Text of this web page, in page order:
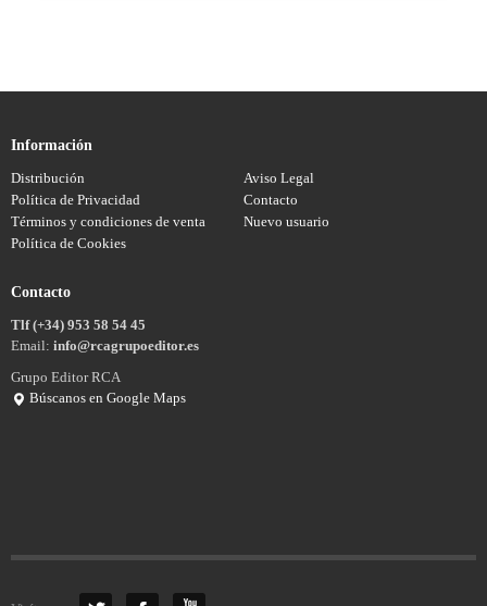
Información
Distribución
Aviso Legal
Política de Privacidad
Contacto
Términos y condiciones de venta
Nuevo usuario
Política de Cookies
Contacto
Tlf (+34) 953 58 54 45
Email: info@rcagrupoeditor.es
Grupo Editor RCA
Búscanos en Google Maps